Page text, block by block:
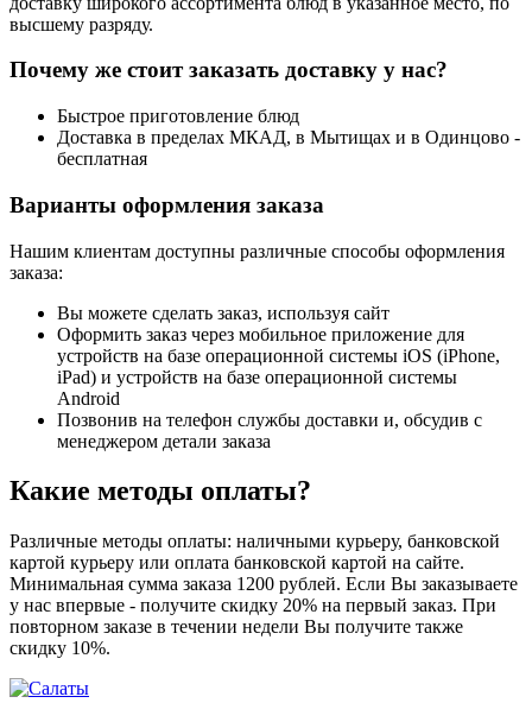
высшему разряду.
Почему же стоит заказать доставку у нас?
Быстрое приготовление блюд
Доставка в пределах МКАД, в Мытищах и в Одинцово -
бесплатная
Варианты оформления заказа
Нашим клиентам доступны различные способы оформления
заказа:
Вы можете сделать заказ, используя сайт
Оформить заказ через мобильное приложение для
устройств на базе операционной системы iOS (iPhone,
iPad) и устройств на базе операционной системы
Android
Позвонив на телефон службы доставки и, обсудив с
менеджером детали заказа
Какие методы оплаты?
Различные методы оплаты: наличными курьеру, банковской
картой курьеру или оплата банковской картой на сайте.
Минимальная сумма заказа 1200 рублей. Если Вы заказываете
у нас впервые - получите скидку 20% на первый заказ. При
повторном заказе в течении недели Вы получите также
скидку 10%.